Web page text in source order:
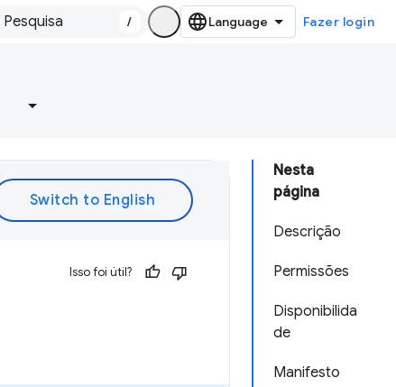
/ Fazer login
Nesta
página
Descrição
Permissões
Disponibilida
de
Manifesto
Isso foi útil?